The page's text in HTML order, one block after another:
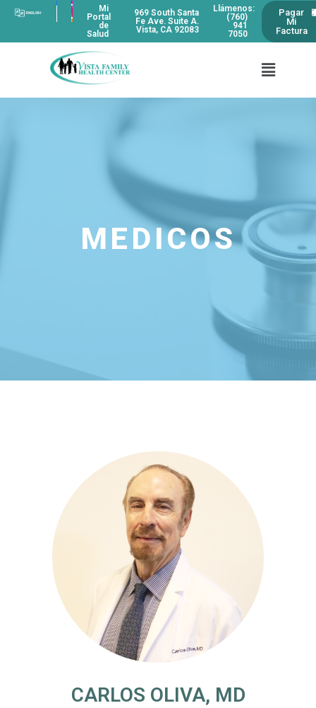
Mi
Portal
de
Salud
969 South Santa
Fe Ave. Suite A.
Vista, CA 92083
Llámenos:
(760)
941
7050
Pagar
Mi
Factura
MEDICOS
CARLOS OLIVA, MD